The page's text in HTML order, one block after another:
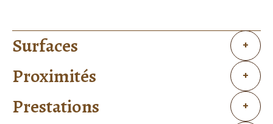
Surfaces +
Proximités +
Prestations +